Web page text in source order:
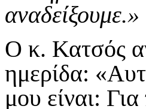
αναδείξουμε.»
Ο κ. Κατσός
ημερίδα:
μου είναι: